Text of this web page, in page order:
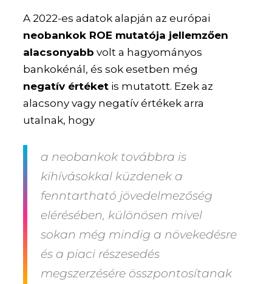
A 2022-es adatok alapján az európai
neobankok ROE mutatója jellemzően
alacsonyabb volt a hagyományos
bankokénál, és sok esetben még
negatív értéket is mutatott. Ezek az
alacsony vagy negatív értékek arra
utalnak, hogy
a neobankok továbbra is
kihívásokkal küzdenek a
fenntartható jövedelmezőség
elérésében, különösen mivel
sokan még mindig a növekedésre
és a piaci részesedés
megszerzésére összpontosítanak